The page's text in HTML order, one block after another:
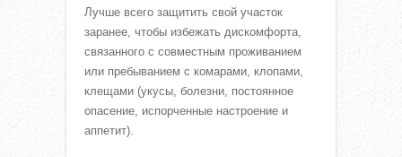
Лучше всего защитить свой участок
заранее, чтобы избежать дискомфорта,
связанного с совместным проживанием
или пребыванием с комарами, клопами,
клещами (укусы, болезни, постоянное
опасение, испорченные настроение и
аппетит).